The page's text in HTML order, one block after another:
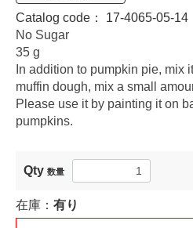
Catalog code： 17-4065-05-14
No Sugar
35 g
In addition to pumpkin pie, mix
muffin dough, mix a small
Please use it by painting it on
pumpkins.
Qty 数量
在庫： 有り